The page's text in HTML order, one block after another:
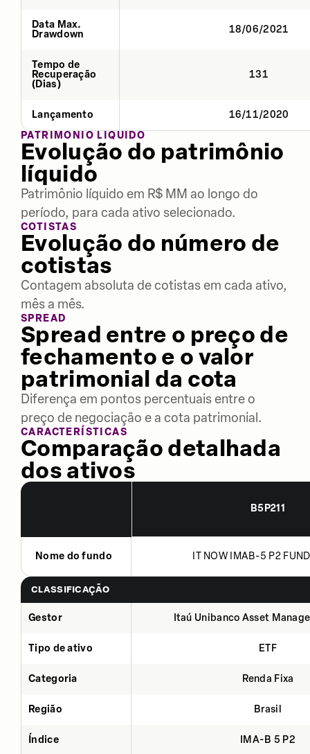
Data Max.
Drawdown
18/06/2021
Tempo de
Recuperação
(Dias)
131
Lançamento
16/11/2020
PATRIMÔNIO LÍQUIDO
Evolução do patrimônio
líquido
Patrimônio líquido em R$ MM ao longo do
período, para cada ativo selecionado.
COTISTAS
Evolução do número de
cotistas
Contagem absoluta de cotistas em cada ativo,
mês a mês.
SPREAD
Spread entre o preço de
fechamento e o valor
patrimonial da cota
Diferença em pontos percentuais entre o
preço de negociação e a cota patrimonial.
CARACTERÍSTICAS
Comparação detalhada
dos ativos
B5P211
Nome do fundo IT NOW IMAB-5 P2
CLASSIFICAÇÃO
Gestor Itaú Unibanco Asset
Tipo de ativo ETF
Categoria Renda Fixa
Região Brasil
Índice IMA-B 5 P2